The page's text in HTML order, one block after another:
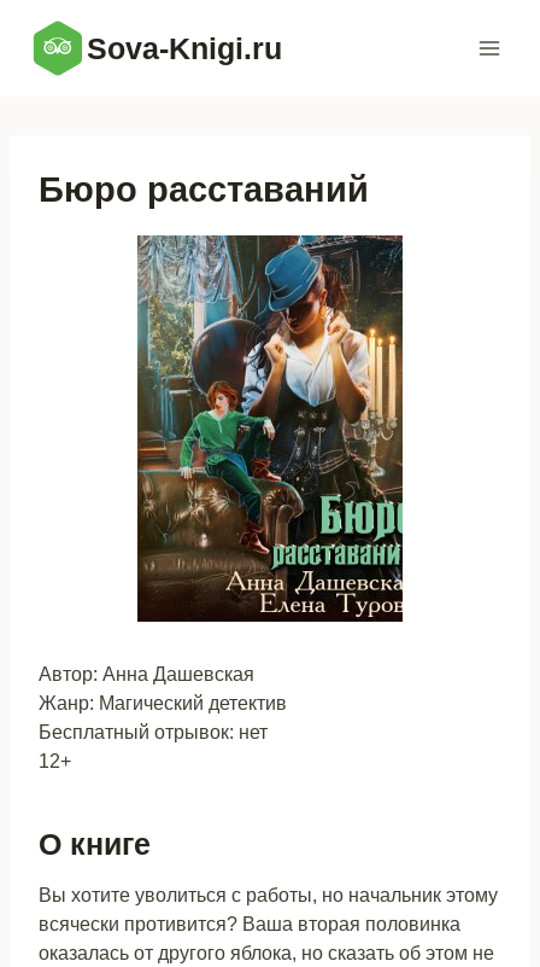
содержимому
Sova-Knigi.ru
Бюро расставаний
Автор: Анна Дашевская
Жанр: Магический детектив
Бесплатный отрывок: нет
12+
О книге
Вы хотите уволиться с работы, но начальник этому
всячески противится? Ваша вторая половинка
оказалась от другого яблока, но сказать об этом не